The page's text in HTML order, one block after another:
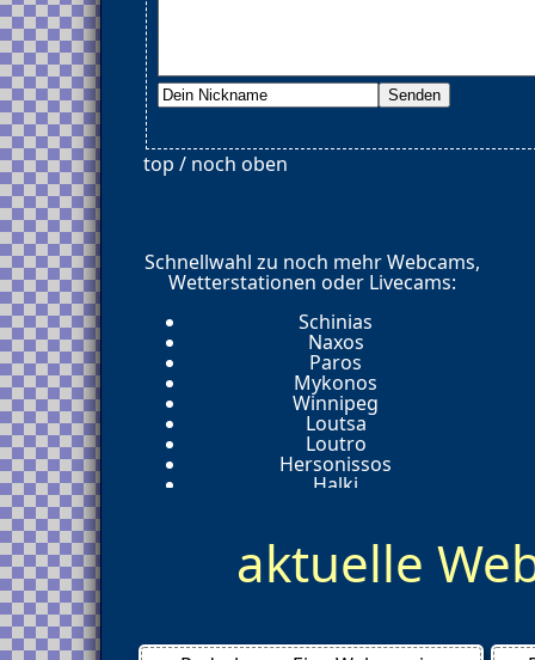
top / noch oben
Schnellwahl zu noch mehr Webcams,
Wetterstationen oder Livecams:
Schinias
Naxos
Paros
Mykonos
Winnipeg
Loutsa
Loutro
Hersonissos
Halki
Symi
Patras
Santorini
aktuelle